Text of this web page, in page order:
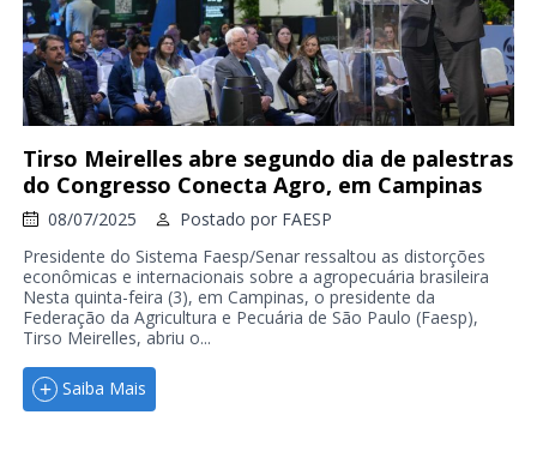
Tirso Meirelles abre segundo dia de palestras
do Congresso Conecta Agro, em Campinas
08/07/2025 Postado por FAESP
Presidente do Sistema Faesp/Senar ressaltou as distorções
econômicas e internacionais sobre a agropecuária brasileira
Nesta quinta-feira (3), em Campinas, o presidente da
Federação da Agricultura e Pecuária de São Paulo (Faesp),
Tirso Meirelles, abriu o...
Saiba Mais